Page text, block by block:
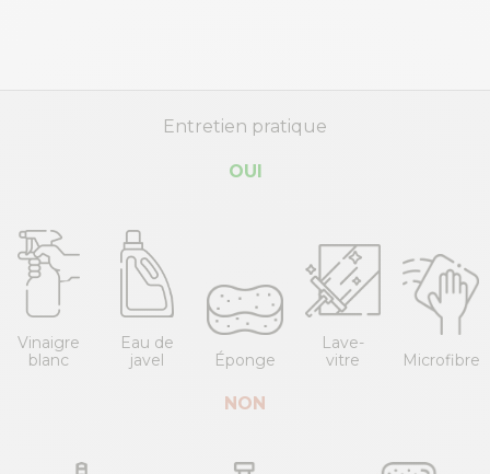
Entretien pratique
OUI
Vinaigre
blanc
Eau de
javel
Éponge
Lave-
vitre
Microfibre
NON